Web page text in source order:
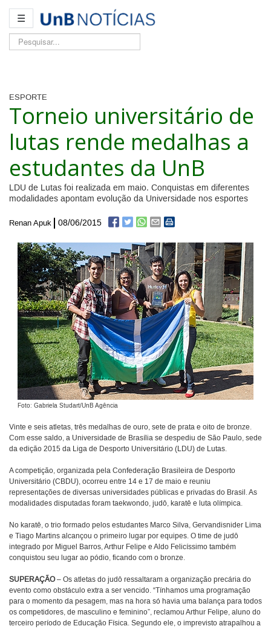
☰
Pesquisar...
ESPORTE
Torneio universitário de
lutas rende medalhas a
estudantes da UnB
LDU de Lutas foi realizada em maio. Conquistas em diferentes
modalidades apontam evolução da Universidade nos esportes
Renan Apuk 08/06/2015
Foto: Gabriela Studart/UnB Agência
Vinte e seis atletas, três medalhas de ouro, sete de prata e oito de bronze.
Com esse saldo, a Universidade de Brasília se despediu de São Paulo, sede
da edição 2015 da Liga de Desporto Universitário (LDU) de Lutas.
A competição, organizada pela Confederação Brasileira de Desporto
Universitário (CBDU), ocorreu entre 14 e 17 de maio e reuniu
representações de diversas universidades públicas e privadas do Brasil. As
modalidades disputadas foram taekwondo, judô, karatê e luta olímpica.
No karatê, o trio formado pelos estudantes Marco Silva, Gervandisnider Lima
e Tiago Martins alcançou o primeiro lugar por equipes. O time de judô
integrado por Miguel Barros, Arthur Felipe e Aldo Felicíssimo também
conquistou seu lugar ao pódio, ficando com o bronze.
SUPERAÇÃO– Os atletas do judô ressaltaram a organização precária do
evento como obstáculo extra a ser vencido. “Tínhamos uma programação
para o momento da pesagem, mas na hora só havia uma balança para todos
os competidores, de masculino e feminino”, reclamou Arthur Felipe, aluno do
terceiro período de Educação Física. Segundo ele, o imprevisto atrapalhou a